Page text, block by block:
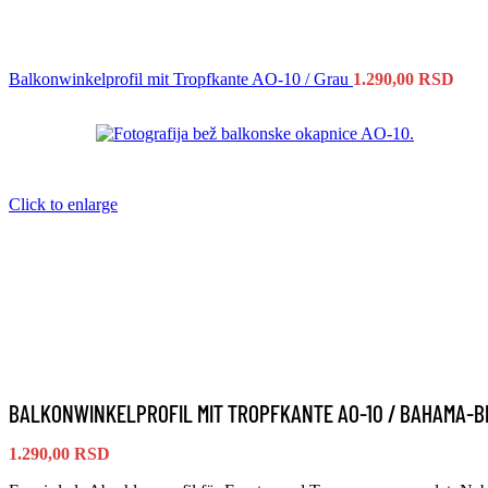
Balkonwinkelprofil mit Tropfkante AO-10 / Grau 1.290,00 RSD
Click to enlarge
BALKONWINKELPROFIL MIT TROPFKANTE AO-10 / BAHAMA-
1.290,00 RSD